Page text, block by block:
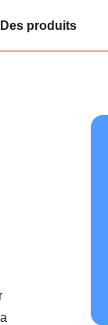
Des produits